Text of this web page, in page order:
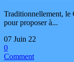
Traditionnellement, le
pour proposer à...
07 Juin 22
0
Comment